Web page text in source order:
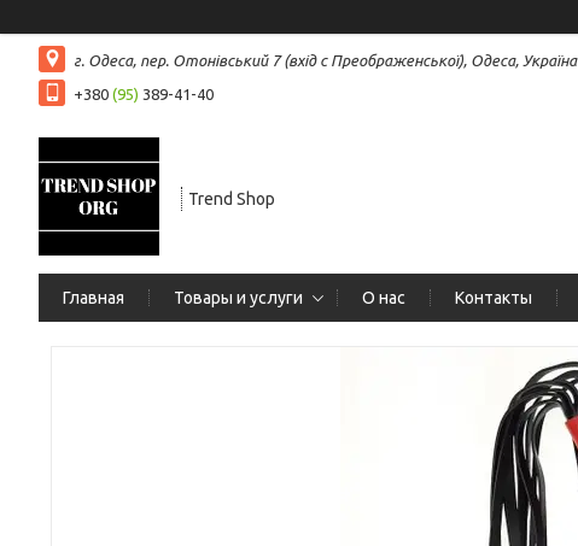
г. Одеса, пер. Отонівський 7 (вхід с Преображенської), Одеса, Україна
+380 (95) 389-41-40
Trend Shop
Главная Товары и услуги О нас Контакты